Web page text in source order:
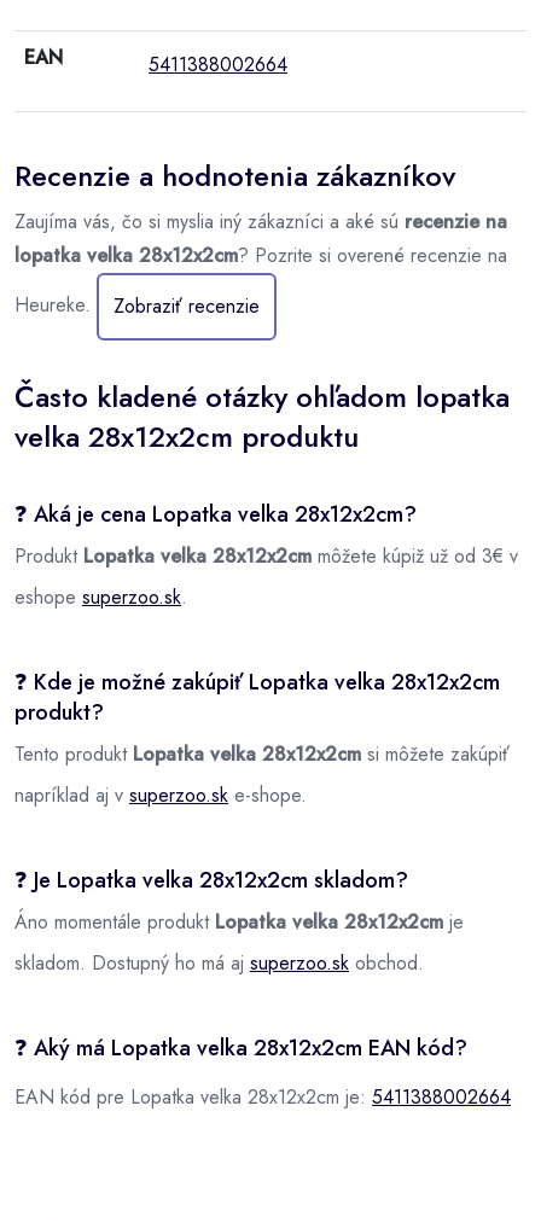
EAN 5411388002664
Recenzie a hodnotenia zákazníkov
Zaujíma vás, čo si myslia iný zákazníci a aké sú recenzie na
lopatka velka 28x12x2cm? Pozrite si overené recenzie na
Heureke.
Zobraziť recenzie
Často kladené otázky ohľadom lopatka
velka 28x12x2cm produktu
❓ Aká je cena Lopatka velka 28x12x2cm?
Produkt Lopatka velka 28x12x2cm môžete kúpiž už od 3€ v
eshope superzoo.sk.
❓ Kde je možné zakúpiť Lopatka velka 28x12x2cm
produkt?
Tento produkt Lopatka velka 28x12x2cm si môžete zakúpiť
napríklad aj v superzoo.sk e-shope.
❓ Je Lopatka velka 28x12x2cm skladom?
Áno momentále produkt Lopatka velka 28x12x2cm je
skladom. Dostupný ho má aj superzoo.sk obchod.
❓ Aký má Lopatka velka 28x12x2cm EAN kód?
EAN kód pre Lopatka velka 28x12x2cm je: 5411388002664